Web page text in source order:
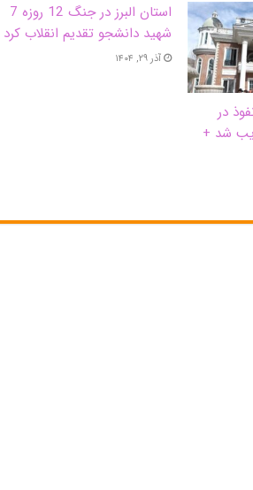
در
شد +
استان البرز در جنگ 12 روزه 7
شهید دانشجو تقدیم انقلاب کرد
آذر ۲۹, ۱۴۰۴